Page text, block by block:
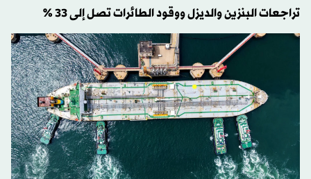
تراجعات البنزين والديزل ووقود الطائرات تصل إلى 33 %